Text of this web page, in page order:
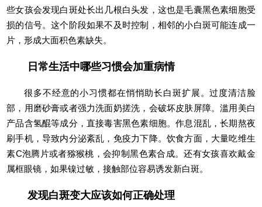
些女孩会发现白斑处长出几根白头发，这也是毛囊黑色素细胞受
损的信号。这个阶段如果不及时控制，相邻的小白斑可能连成一
片，形成大面积色素缺失。
日常生活中哪些习惯会加重病情
很多不经意的小习惯都在悄悄助长白斑扩展。过度清洁脸
部，用磨砂膏或者强力洗面奶搓洗，会破坏皮肤屏障。滥用美白
产品含氢醌等成分，直接毒害黑色素细胞。作息混乱，长期熬夜
刷手机，导致内分泌紊乱，免疫力下降。饮食方面，大量吃维生
素C泡腾片或者猕猴桃，会抑制黑色素合成。还有女孩喜欢戴金
属框眼镜，如果镍过敏，接触部位容易诱发新白斑。
发现白斑变大应该如何正确处理